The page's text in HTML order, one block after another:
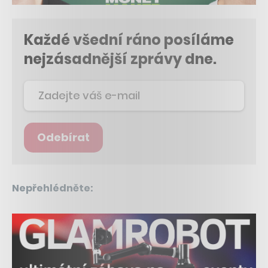
Každé všední ráno posíláme
nejzásadnější zprávy dne.
Odebírat
Nepřehlédněte: